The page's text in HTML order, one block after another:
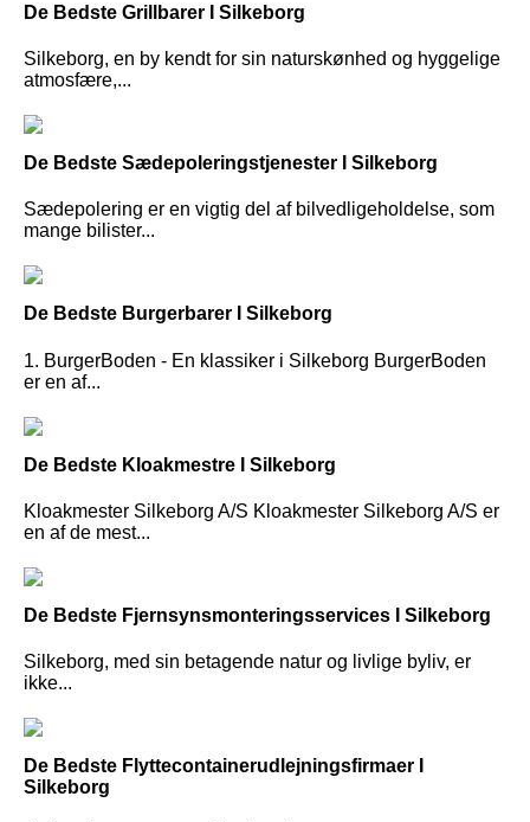
De Bedste Grillbarer I Silkeborg
Silkeborg, en by kendt for sin naturskønhed og hyggelige
atmosfære,...
De Bedste Sædepoleringstjenester I Silkeborg
Sædepolering er en vigtig del af bilvedligeholdelse, som
mange bilister...
De Bedste Burgerbarer I Silkeborg
1. BurgerBoden - En klassiker i Silkeborg BurgerBoden
er en af...
De Bedste Kloakmestre I Silkeborg
Kloakmester Silkeborg A/S Kloakmester Silkeborg A/S er
en af de mest...
De Bedste Fjernsynsmonteringsservices I Silkeborg
Silkeborg, med sin betagende natur og livlige byliv, er
ikke...
De Bedste Flyttecontainerudlejningsfirmaer I
Silkeborg